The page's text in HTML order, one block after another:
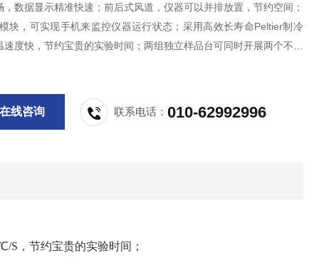
，数据显示精准快速；前后式风道，仪器可以并排放置，节约空间；
块，可实现手机来监控仪器运行状态；采用高效长寿命Peltier制冷
速度快，节约宝贵的实验时间；两组独立样品台可同时开展两个不同
线咨询 联系电话：010-62992996
S，节约宝贵的实验时间；